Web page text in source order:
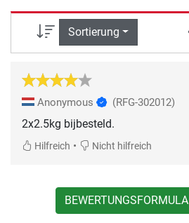
Sortierung
Anonymous (RFG-302012)
2x2.5kg bijbesteld.
Hilfreich • Nicht hilfreich